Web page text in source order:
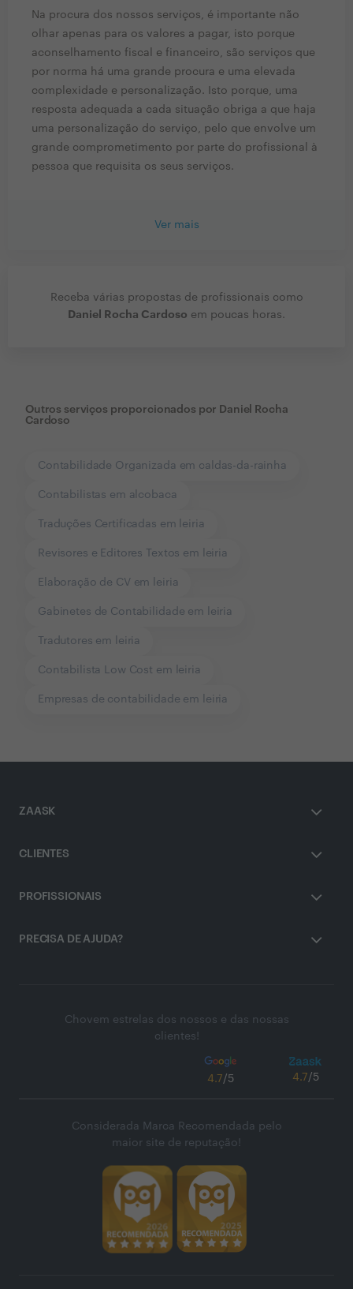
Na procura dos nossos serviços, é importante não
olhar apenas para os valores a pagar, isto porque
aconselhamento fiscal e financeiro, são serviços que
por norma há uma grande procura e uma elevada
complexidade e personalização. Isto porque, uma
resposta adequada a cada situação obriga a que haja
uma personalização do serviço, pelo que envolve um
grande comprometimento por parte do profissional à
pessoa que requisita os seus serviços.
Ver mais
Receba várias propostas de profissionais como
Daniel Rocha Cardoso em poucas horas.
Outros serviços proporcionados por Daniel Rocha
Cardoso
Contabilidade Organizada em caldas-da-rainha
Contabilistas em alcobaca
Traduções Certificadas em leiria
Revisores e Editores Textos em leiria
Elaboração de CV em leiria
Gabinetes de Contabilidade em leiria
Tradutores em leiria
Contabilista Low Cost em leiria
Empresas de contabilidade em leiria
ZAASK
CLIENTES
PROFISSIONAIS
PRECISA DE AJUDA?
Chovem estrelas dos nossos e das nossas
clientes!
4.7/5 4.7/5
Considerada Marca Recomendada pelo
maior site de reputação!